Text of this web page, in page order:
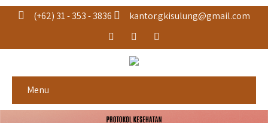
(+62) 31 - 353 - 3836 kantor.gkisulung@gmail.com
Menu